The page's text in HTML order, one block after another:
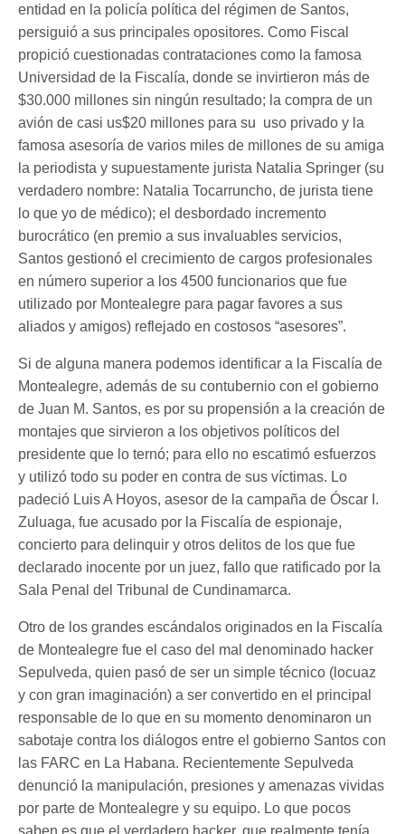
entidad en la policía política del régimen de Santos,
persiguió a sus principales opositores. Como Fiscal
propició cuestionadas contrataciones como la famosa
Universidad de la Fiscalía, donde se invirtieron más de
$30.000 millones sin ningún resultado; la compra de un
avión de casi us$20 millones para su uso privado y la
famosa asesoría de varios miles de millones de su amiga
la periodista y supuestamente jurista Natalia Springer (su
verdadero nombre: Natalia Tocarruncho, de jurista tiene
lo que yo de médico); el desbordado incremento
burocrático (en premio a sus invaluables servicios,
Santos gestionó el crecimiento de cargos profesionales
en número superior a los 4500 funcionarios que fue
utilizado por Montealegre para pagar favores a sus
aliados y amigos) reflejado en costosos “asesores”.
Si de alguna manera podemos identificar a la Fiscalía de
Montealegre, además de su contubernio con el gobierno
de Juan M. Santos, es por su propensión a la creación de
montajes que sirvieron a los objetivos políticos del
presidente que lo ternó; para ello no escatimó esfuerzos
y utilizó todo su poder en contra de sus víctimas. Lo
padeció Luis A Hoyos, asesor de la campaña de Óscar I.
Zuluaga, fue acusado por la Fiscalía de espionaje,
concierto para delinquir y otros delitos de los que fue
declarado inocente por un juez, fallo que ratificado por la
Sala Penal del Tribunal de Cundinamarca.
Otro de los grandes escándalos originados en la Fiscalía
de Montealegre fue el caso del mal denominado hacker
Sepulveda, quien pasó de ser un simple técnico (locuaz
y con gran imaginación) a ser convertido en el principal
responsable de lo que en su momento denominaron un
sabotaje contra los diálogos entre el gobierno Santos con
las FARC en La Habana. Recientemente Sepulveda
denunció la manipulación, presiones y amenazas vividas
por parte de Montealegre y su equipo. Lo que pocos